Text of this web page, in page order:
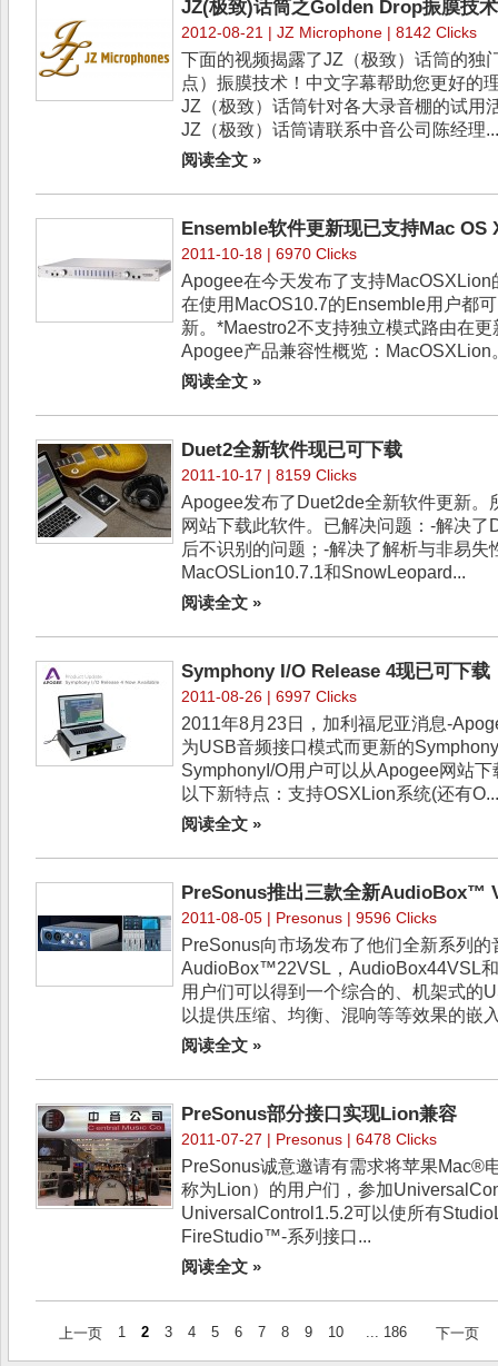
JZ(极致)话筒之Golden Drop振膜技
2012-08-21 |JZ Microphone | 8142 Clicks
下面的视频揭露了JZ（极致）话筒的
点）振膜技术！中文字幕帮助您更好的
JZ（极致）话筒针对各大录音棚的试用
JZ（极致）话筒请联系中音公司陈经理
阅读全文 »
Ensemble软件更新现已支持Mac OS
2011-10-18 | 6970 Clicks
Apogee在今天发布了支持
在使用MacOS10.7的Ensemble用户都
新。*Maestro2不支持独立模式路由在
Apogee产品兼容性概览：MacOSXLion
阅读全文 »
Duet2全新软件现已可下载
2011-10-17 | 8159 Clicks
Apogee发布了Duet2de全新软件更新
网站下载此软件。已解决问题：-解决
后不识别的问题；-解决了解析与非易
MacOSLion10.7.1和SnowLeopard...
阅读全文 »
Symphony I/O Release 4现已可下载
2011-08-26 | 6997 Clicks
2011年8月23日，加利福尼亚消息-
为USB音频接口模式而更新的
SymphonyI/O用户可以从Apogee网站
以下新特点：支持OSXLion系统(还有
阅读全文 »
PreSonus推出三款全新AudioBox™
2011-08-05 | Presonus | 9596 Clicks
PreSonus向市场发布了他们全新系列的
AudioBox™22VSL，AudioBox44VSL
用户们可以得到一个综合的、机架式的
以提供压缩、均衡、混响等等效果的嵌
阅读全文 »
PreSonus部分接口实现Lion兼容
2011-07-27 | Presonus | 6478 Clicks
PreSonus诚意邀请有需求将苹果Mac®
称为Lion）的用户们，参加
UniversalControl1.5.2可以使所有
FireStudio™-系列接口...
阅读全文 »
上一页 1 2 3 4 5 6 7 8 9 10 ... 186 下一页